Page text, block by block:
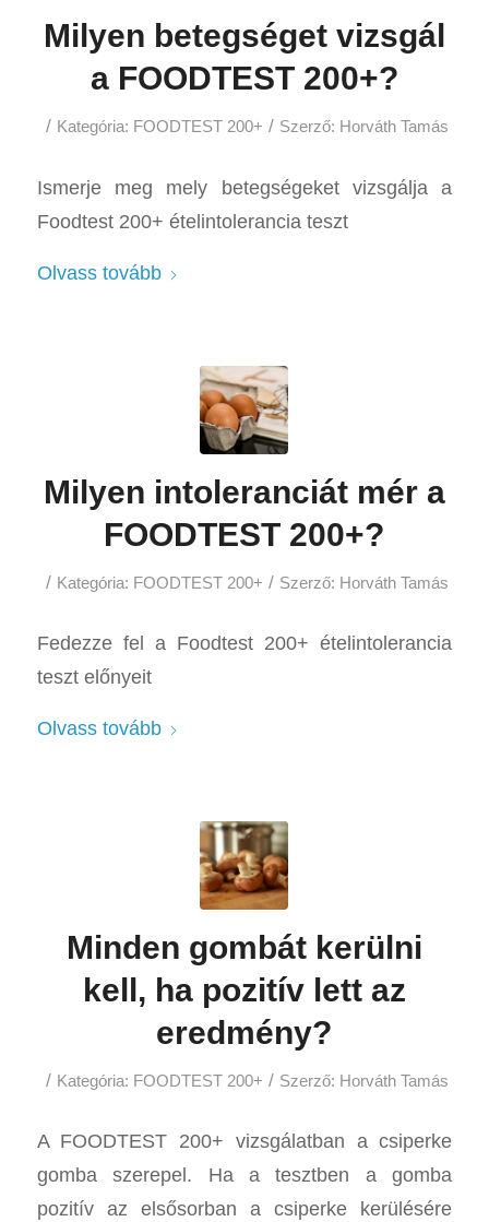
Milyen betegséget vizsgál
a FOODTEST 200+?
/ Kategória: FOODTEST 200+ / Szerző: Horváth Tamás
Ismerje meg mely betegségeket vizsgálja a
Foodtest 200+ ételintolerancia teszt
Olvass tovább
Milyen intoleranciát mér a
FOODTEST 200+?
/ Kategória: FOODTEST 200+ / Szerző: Horváth Tamás
Fedezze fel a Foodtest 200+ ételintolerancia
teszt előnyeit
Olvass tovább
Minden gombát kerülni
kell, ha pozitív lett az
eredmény?
/ Kategória: FOODTEST 200+ / Szerző: Horváth Tamás
A FOODTEST 200+ vizsgálatban a csiperke
gomba szerepel. Ha a tesztben a gomba
pozitív az elsősorban a csiperke kerülésére